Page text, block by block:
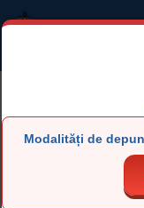
Informaţii
Informaţii Stare
Modalități de